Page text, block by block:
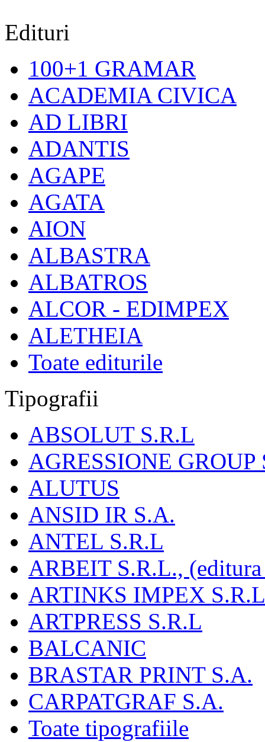
Edituri
100+1 GRAMAR
ACADEMIA CIVICA
AD LIBRI
ADANTIS
AGAPE
AGATA
AION
ALBASTRA
ALBATROS
ALCOR - EDIMPEX
ALETHEIA
Toate editurile
Tipografii
ABSOLUT S.R.L
AGRESSIONE GROUP
ALUTUS
ANSID IR S.A.
ANTEL S.R.L
ARBEIT S.R.L.,
ARTINKS IMPEX
ARTPRESS S.R.L
BALCANIC
BRASTAR PRINT S.A.
CARPATGRAF S.A.
Toate tipografiile